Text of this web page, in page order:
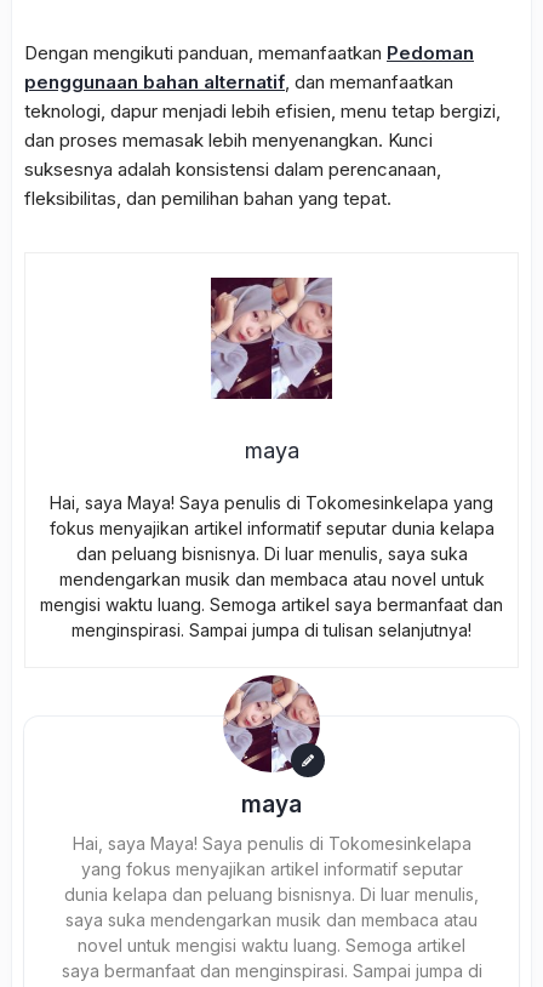
Dengan mengikuti panduan, memanfaatkan Pedoman
penggunaan bahan alternatif , dan memanfaatkan
teknologi, dapur menjadi lebih efisien, menu tetap bergizi,
dan proses memasak lebih menyenangkan. Kunci
suksesnya adalah konsistensi dalam perencanaan,
fleksibilitas, dan pemilihan bahan yang tepat.
maya
Hai, saya Maya! Saya penulis di Tokomesinkelapa yang
fokus menyajikan artikel informatif seputar dunia kelapa
dan peluang bisnisnya. Di luar menulis, saya suka
mendengarkan musik dan membaca atau novel untuk
mengisi waktu luang. Semoga artikel saya bermanfaat dan
menginspirasi. Sampai jumpa di tulisan selanjutnya!
maya
Hai, saya Maya! Saya penulis di Tokomesinkelapa
yang fokus menyajikan artikel informatif seputar
dunia kelapa dan peluang bisnisnya. Di luar menulis,
saya suka mendengarkan musik dan membaca atau
novel untuk mengisi waktu luang. Semoga artikel
saya bermanfaat dan menginspirasi. Sampai jumpa di